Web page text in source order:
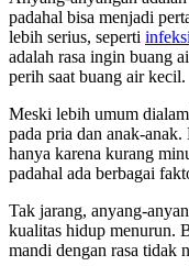
padahal bisa menjadi
lebih serius, seperti
adalah rasa ingin buang
perih saat buang air kecil.
Meski lebih umum
pada pria dan anak-
hanya karena kurang
padahal ada berbagai
Tak jarang, anyang-
kualitas hidup menurun.
mandi dengan rasa tidak